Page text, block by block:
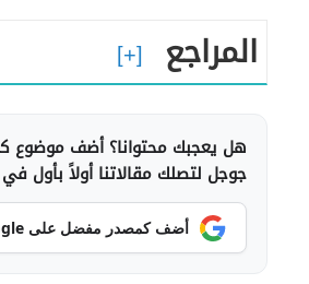
المراجع
هل يعجبك محتوانا؟ أضف
جوجل لتصلك مقالاتنا أولاً بأول في
أضف كمصدر مفضل على Google